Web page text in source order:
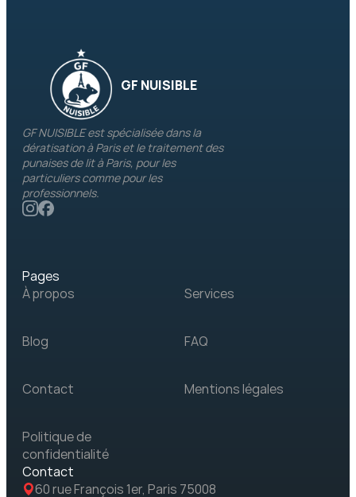
GF NUISIBLE
GF NUISIBLE est spécialisée dans la
dératisation à Paris et le traitement des
punaises de lit à Paris, pour les
particuliers comme pour les
professionnels.
Pages
À propos
Services
Blog FAQ
Contact Mentions légales
Politique de
confidentialité
Contact
60 rue François 1er, Paris 75008